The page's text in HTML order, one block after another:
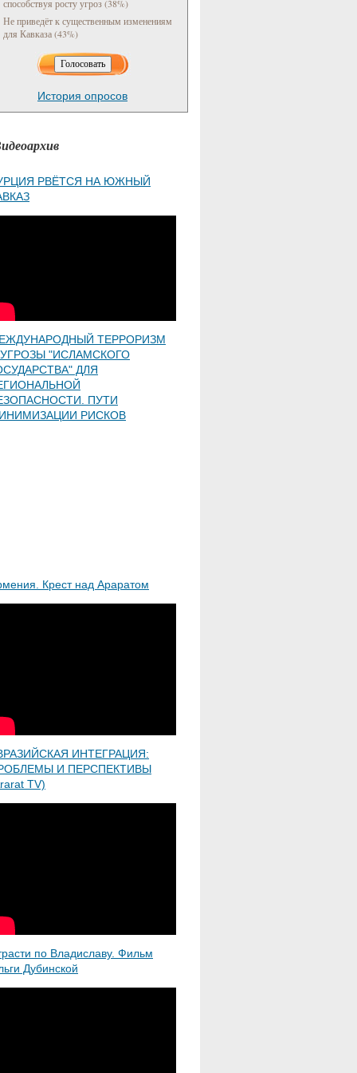
способствуя росту угроз (38%)
Не приведёт к существенным изменениям
для Кавказа (43%)
История опросов
РВЁТСЯ НА ЮЖНЫЙ
ТЕРРОРИЗМ
"ИСЛАМСКОГО
ДЛЯ
ПУТИ
РИСКОВ
Крест над Араратом
ИНТЕГРАЦИЯ:
И ПЕРСПЕКТИВЫ
TV)
по Владиславу. Фильм
Дубинской